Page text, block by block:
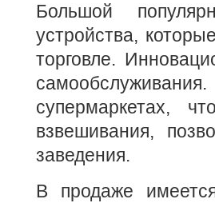
Большой
устройства,
торговле.
супермаркетах,
взвешивания,
заведения.
В продаже